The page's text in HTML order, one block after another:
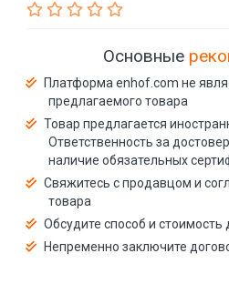
Основные
Платформа enhof.com не
предлагаемого товара
Товар предлагается
Ответственность за
наличие обязательных
Свяжитесь с продавцом и
товара
Обсудите способ и стоимость
Непременно заключите